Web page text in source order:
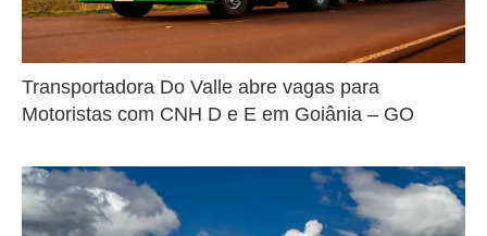
Transportadora Do Valle abre vagas para
Motoristas com CNH D e E em Goiânia – GO